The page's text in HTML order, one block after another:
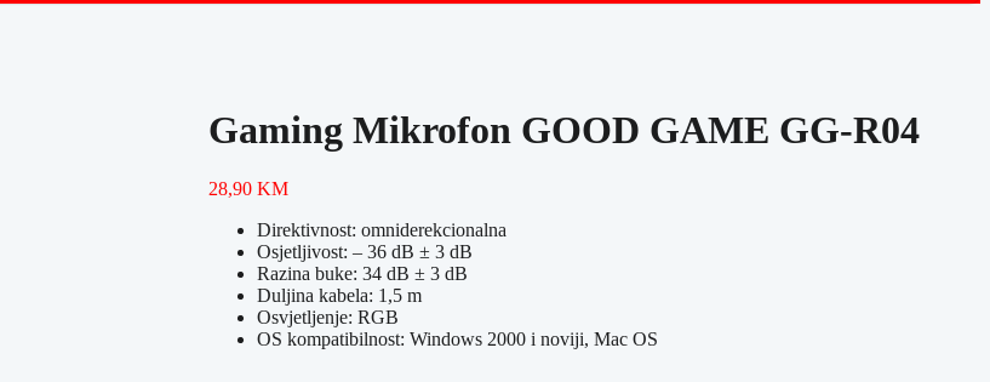
Gaming Mikrofon GOOD GAME GG-R04
28,90 KM
Direktivnost: omniderekcionalna
Osjetljivost: – 36 dB ± 3 dB
Razina buke: 34 dB ± 3 dB
Duljina kabela: 1,5 m
Osvjetljenje: RGB
OS kompatibilnost: Windows 2000 i noviji, Mac OS